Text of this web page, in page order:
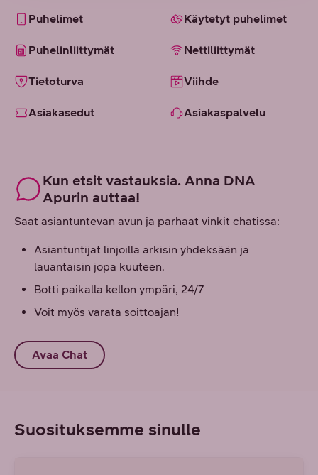
Puhelimet Käytetyt puhelimet
Puhelinliittymät Nettiliittymät
Tietoturva Viihde
Asiakasedut Asiakaspalvelu
Kun etsit vastauksia. Anna DNA
Apurin auttaa!
Saat asiantuntevan avun ja parhaat vinkit chatissa:
Asiantuntijat linjoilla arkisin yhdeksään ja
lauantaisin jopa kuuteen.
Botti paikalla kellon ympäri, 24/7
Voit myös varata soittoajan!
Avaa Chat
Suosituksemme sinulle